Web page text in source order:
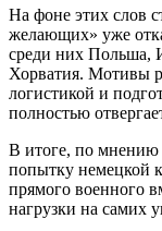
На фоне этих слов
желающих» уже
среди них Польша,
Хорватия. Мотивы
логистикой и
полностью
В итоге, по мнению
попытку немецкой
прямого военного
нагрузки на самих